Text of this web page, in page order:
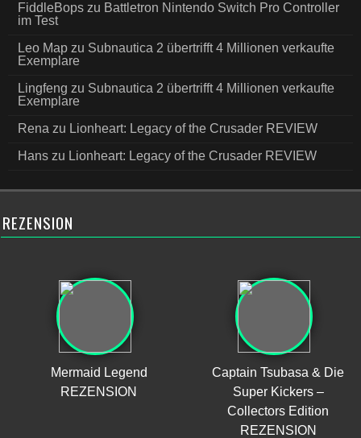
FiddleBops zu Battletron Nintendo Switch Pro Controller
im Test
Leo Map zu Subnautica 2 übertrifft 4 Millionen verkaufte
Exemplare
Lingfeng zu Subnautica 2 übertrifft 4 Millionen verkaufte
Exemplare
Rena zu Lionheart: Legacy of the Crusader REVIEW
Hans zu Lionheart: Legacy of the Crusader REVIEW
REZENSION
Mermaid Legend
REZENSION
Captain Tsubasa & Die
Super Kickers –
Collectors Edition
REZENSION